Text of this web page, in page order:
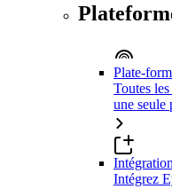
Plate-
Toutes
une seule
Intégrez